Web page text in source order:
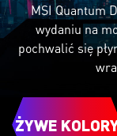
MSI Quantum
wydaniu na
pochwalić się
ŻYWE